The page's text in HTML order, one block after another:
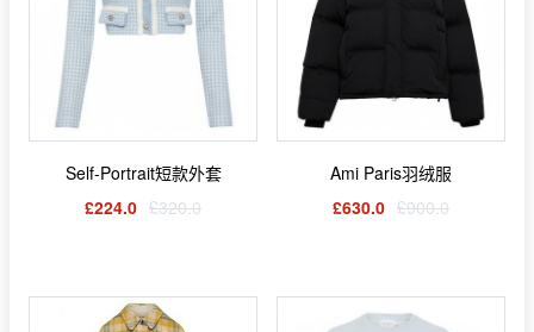
Self-Portrait短款外套
£224.0 £320.0
Ami Paris羽绒服
£630.0 £900.0